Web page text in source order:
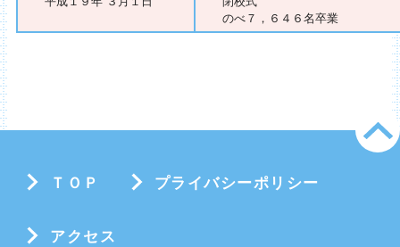
のべ７，６４６名卒業
ＴＯＰ プライバシーポリシー
アクセス